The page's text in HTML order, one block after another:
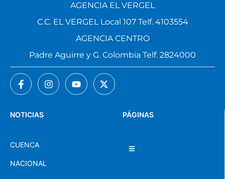
PÁGINAS
NOTICIAS
CUENCA
NACIONAL
AGENCIA EL VERGEL
C.C. EL VERGEL Local 107 Telf. 4103554
AGENCIA CENTRO
Padre Aguirre y G. Colombia Telf. 2824000